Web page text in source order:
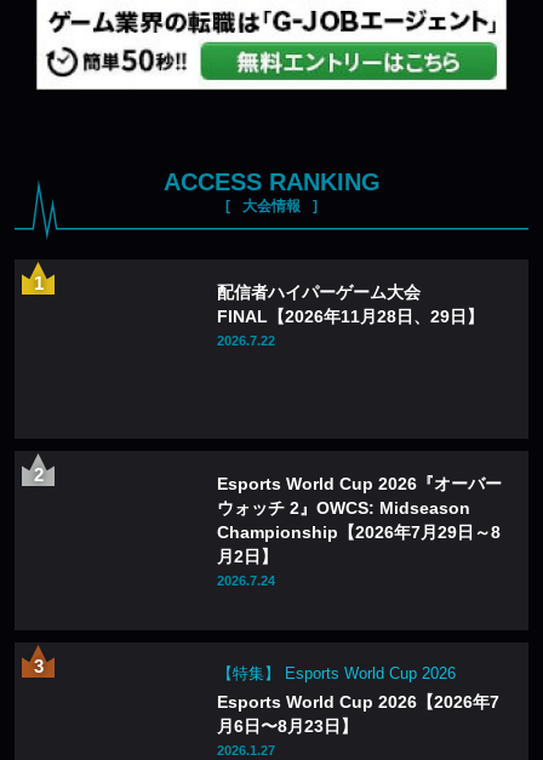
ACCESS RANKING
大会情報
配信者ハイパーゲーム大会
FINAL【2026年11月28日、29日】
2026.7.22
Esports World Cup 2026『オーバー
ウォッチ 2』OWCS: Midseason
Championship【2026年7月29日～8
月2日】
2026.7.24
【特集】 Esports World Cup 2026
Esports World Cup 2026【2026年7
月6日〜8月23日】
2026.1.27